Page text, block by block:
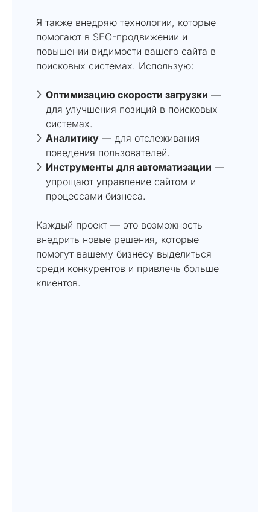
Я также внедряю технологии, которые
помогают в SEO-продвижении и
повышении видимости вашего сайта в
поисковых системах. Использую:
Оптимизацию скорости загрузки —
для улучшения позиций в поисковых
системах.
Аналитику — для отслеживания
поведения пользователей.
Инструменты для автоматизации —
упрощают управление сайтом и
процессами бизнеса.
Каждый проект — это возможность
внедрить новые решения, которые
помогут вашему бизнесу выделиться
среди конкурентов и привлечь больше
клиентов.